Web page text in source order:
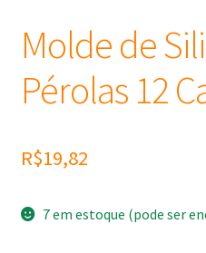
Molde de
Pérolas 12
R$19,82
7 em estoque (pode ser